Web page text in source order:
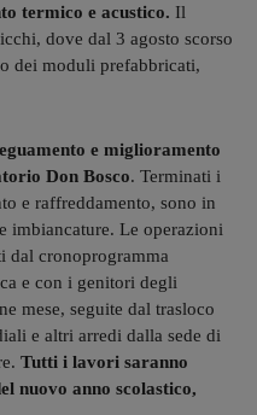
termico e acustico. Il
dove dal 3 agosto scorso
dei moduli prefabbricati,
e miglioramento
Don Bosco. Terminati i
e raffreddamento, sono in
imbiancature. Le operazioni
dal cronoprogramma
e con i genitori degli
mese, seguite dal trasloco
e altri arredi dalla sede di
Tutti i lavori saranno
nuovo anno scolastico,